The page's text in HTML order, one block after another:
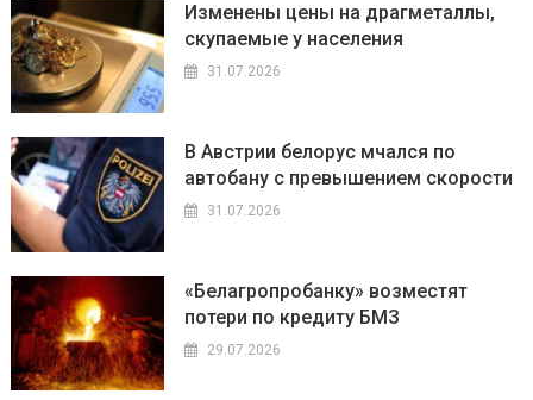
Изменены цены на драгметаллы,
скупаемые у населения
31.07.2026
В Австрии белорус мчался по
автобану с превышением скорости
31.07.2026
«Белагропробанку» возместят
потери по кредиту БМЗ
29.07.2026